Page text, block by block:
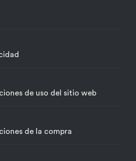
de uso del sitio web
de la compra